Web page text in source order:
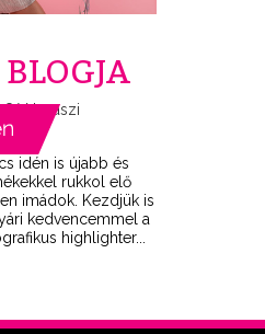
idén is újabb és
rukkol elő
imádok. Kezdjük is
kedvencemmel a
highlighter...